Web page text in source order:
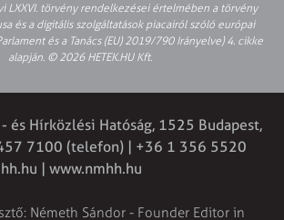
LXXVI. törvény rendelkezései értelmében a törvény
és a digitális szolgáltatások piacairól szóló európai
és a Tanács (EU) 2019/790 Irányelve) 4. cikke
alapján. © 2026 HETEK.HU Kft.
és Hírközlési Hatóság, 1525 Budapest,
7100 (telefon) | +36 1 356 5520
| www.nmhh.hu
Németh Sándor - Founder Editor in